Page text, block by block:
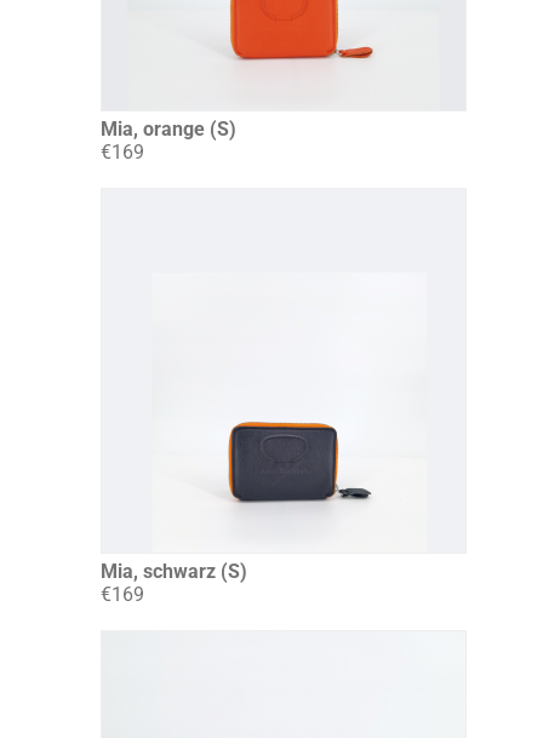
Mia, orange (S)
€169
Mia, schwarz (S)
€169